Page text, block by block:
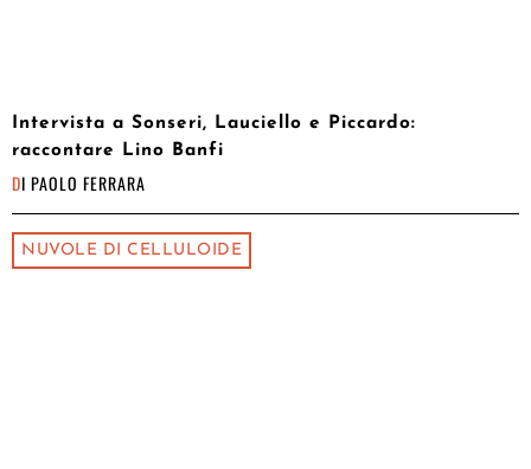
Intervista a Sonseri, Lauciello e Piccardo:
raccontare Lino Banfi
DI PAOLO FERRARA
NUVOLE DI CELLULOIDE